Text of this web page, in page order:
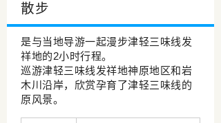
散步
是与当地导游一起漫步津轻三味线发
祥地的2小时行程。
巡游津轻三味线发祥地神原地区和岩
木川沿岸，欣赏孕育了津轻三味线的
原风景。